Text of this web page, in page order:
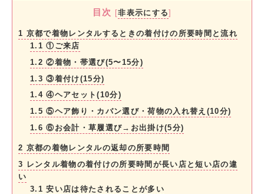
目次 [非表示にする]
1 京都で着物レンタルするときの着付けの所要時間と流れ
1.1 ①ご来店
1.2 ②着物・帯選び(5〜15分)
1.3 ③着付け(15分)
1.4④ヘアセット(10分)
1.5 ⑤ヘア飾り・カバン選び・荷物の入れ替え(10分)
1.6 ⑥お会計・草履選び→お出掛け(5分)
2 京都の着物レンタルの返却の所要時間
3 レンタル着物の着付けの所要時間が長い店と短い店の違
い
3.1 安い店は待たされることが多い